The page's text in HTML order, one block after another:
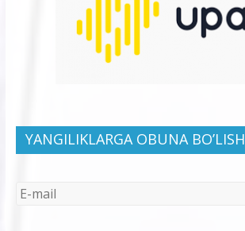
YANGILIKLARGA OBUNA BO’LISH